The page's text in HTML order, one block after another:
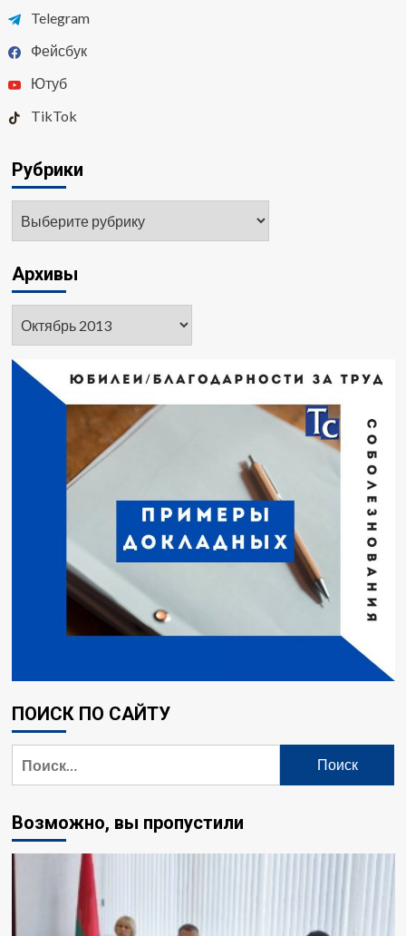
Telegram
Фейсбук
Ютуб
TikTok
Рубрики
Архивы
ПОИСК ПО САЙТУ
Возможно, вы пропустили